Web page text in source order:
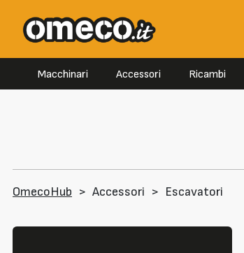
Macchinari Accessori Ricambi
OmecoHub > Accessori > Escavatori